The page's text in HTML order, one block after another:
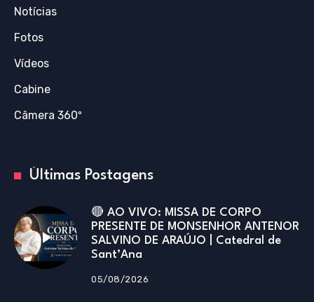
Notícias
Fotos
Vídeos
Cabine
Câmera 360º
Últimas Postagens
🔴 AO VIVO: MISSA DE CORPO
PRESENTE DE MONSENHOR ANTENOR
SALVINO DE ARAÚJO | Catedral de
Sant’Ana
05/08/2026